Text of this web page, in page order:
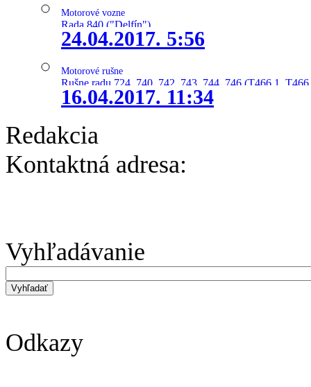
Motorové vozne
Rada 840 ("Delfín")
24.04.2017. 5:56
Motorové rušne
Rušne radu 724, 740, 742, 743, 744, 746 (T466.1,
16.04.2017. 11:34
Redakcia
Kontaktná adresa:
Vyhľadávanie
Odkazy